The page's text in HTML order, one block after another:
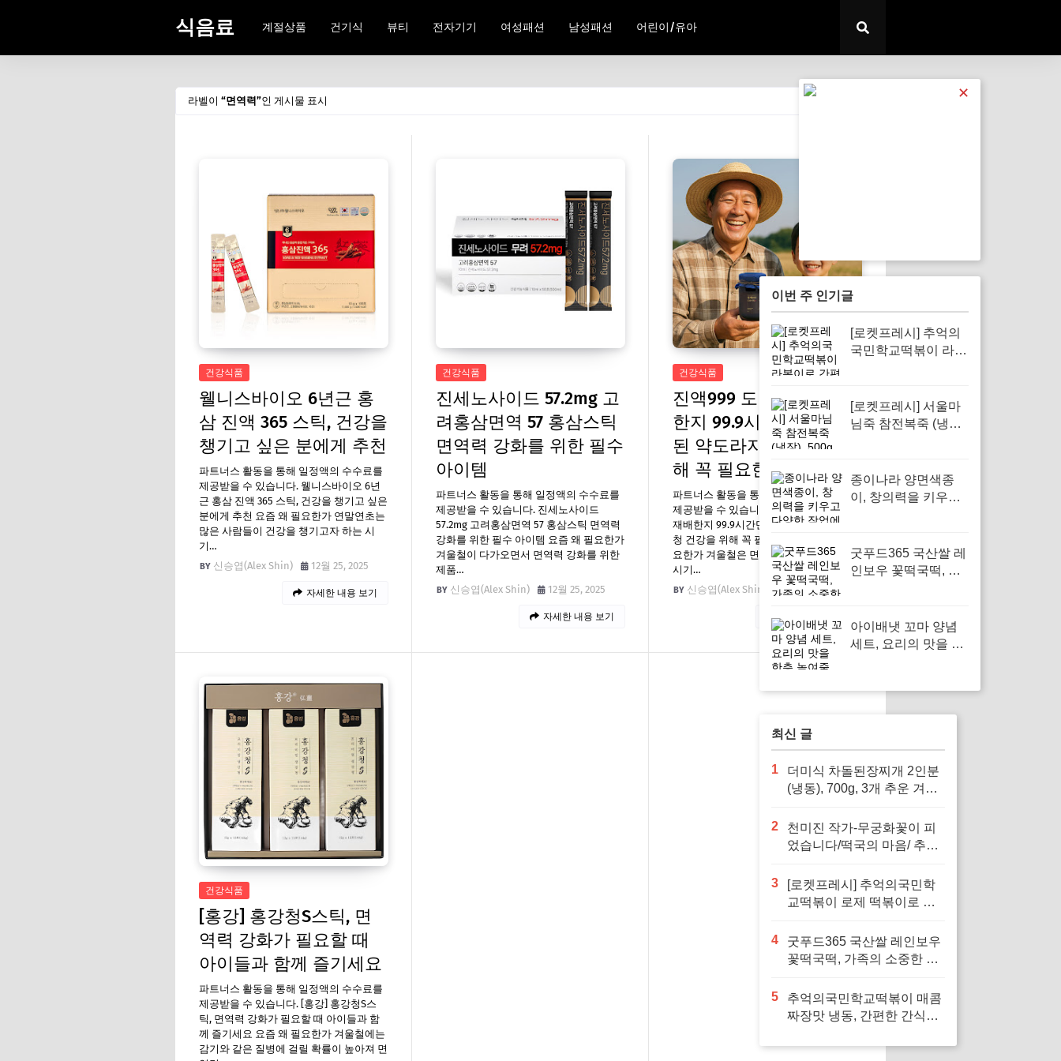
식음료 계절상품 건기식 뷰티 전자기기 여성패션 남성패션 어린이/유아
라벨이 면역력 인 게시물 표시
건강식품
웰니스바이오 6년근 홍
삼 진액 365 스틱, 건강을
챙기고 싶은 분에게 추천
파트너스 활동을 통해 일정액의 수수료를
제공받을 수 있습니다. 웰니스바이오 6년
근 홍삼 진액 365 스틱, 건강을 챙기고 싶은
분에게 추천 요즘 왜 필요한가 연말연초는
많은 사람들이 건강을 챙기고자 하는 시
기…
신승엽(Alex Shin)
12월 25, 2025
자세한 내용 보기
건강식품
진세노사이드 57.2mg 고
려홍삼면역 57 홍삼스틱
면역력 강화를 위한 필수
아이템
파트너스 활동을 통해 일정액의 수수료를
제공받을 수 있습니다. 진세노사이드
57.2mg 고려홍삼면역 57 홍삼스틱 면역력
강화를 위한 필수 아이템 요즘 왜 필요한가
겨울철이 다가오면서 면역력 강화를 위한
제품…
신승엽(Alex Shin)
12월 25, 2025
자세한 내용 보기
건강식품
진액999 도라지청 재배
한지 99.9시간만에 제작
된 약도라지청 건강을 위
해 꼭 필요한 이유
파트너스 활동을 통해 일정액의 수수료를
제공받을 수 있습니다. 진액999 도라지청
재배한지 99.9시간만에 제작된 약도라지
청 건강을 위해 꼭 필요한 이유 요즘 왜 필
요한가 겨울철은 면역력이 저하되기 쉬운
시기…
신승엽(Alex Shin)
12월 25, 2025
자세한 내용 보기
건강식품
[홍강] 홍강청S스틱, 면
역력 강화가 필요할 때
아이들과 함께 즐기세요
파트너스 활동을 통해 일정액의 수수료를
제공받을 수 있습니다. [홍강] 홍강청S스
틱, 면역력 강화가 필요할 때 아이들과 함
께 즐기세요 요즘 왜 필요한가 겨울철에는
감기와 같은 질병에 걸릴 확률이 높아져 면
✕
이번 주 인기글
[로켓프레시] 추억의
국민학교떡볶이 라볶
[로켓프레시] 서울마
님죽 참전복죽 (냉장),
세요
종이나라 양면색종
이, 창의력을 키우고
굿푸드365 국산쌀 레
인보우 꽃떡국떡, 가
아이배냇 꼬마 양념
세트, 요리의 맛을 한
최신 글
1
더미식 차돌된장찌개 2인분
(냉동), 700g, 3개 추운 겨울
편한 요리
2
천미진 작가-무궁화꽃이 피
었습니다/떡국의 마음/ 추석
가능) -사은품-로 가족과 함
께 따뜻한 추억을 만들어보
3
[로켓프레시] 추억의국민학
교떡볶이 로제 떡볶이로 인
보세요
4
굿푸드365 국산쌀 레인보우
꽃떡국떡, 가족의 소중한 명
5
추억의국민학교떡볶이 매콤
짜장맛 냉동, 간편한 간식으